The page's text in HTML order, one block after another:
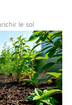
le sol